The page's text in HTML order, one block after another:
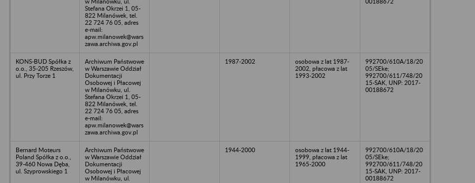
Stefana Okrzei 1, 05-
822 Milanówek, tel.
22 724 76 05, adres
e-mail:
apw.milanowek@wars
zawa.archiwa.gov.pl
KONS-BUD Spółka z
o.o., 35-205 Rzeszów,
ul. Przy Torze 1
Archiwum Państwowe
w Warszawie Oddział
Dokumentacji
Osobowej i Płacowej
w Milanówku, ul.
Stefana Okrzei 1, 05-
822 Milanówek, tel.
22 724 76 05, adres
e-mail:
apw.milanowek@wars
zawa.archiwa.gov.pl
1987-2002
osobowa z lat 1987-
2002, płacowa z lat
1993-2002
992700/610A/18/20
05/SEke;
992700/611/748/20
15-SAK, UNP: 2017-
00188672
Bernard Moteurs
Poland Spółka z o.o.,
39-460 Nowa Dęba,
ul. Szyprowskiego 1
Archiwum Państwowe
w Warszawie Oddział
Dokumentacji
Osobowej i Płacowej
w Milanówku, ul.
1944-2000
osobowa z lat 1944-
1999, płacowa z lat
1965-2000
992700/610A/18/20
05/SEke;
992700/611/748/20
15-SAK, UNP: 2017-
00188672